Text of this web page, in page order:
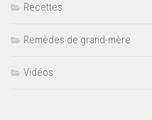
Recettes
Remèdes de grand-mère
Vidéos